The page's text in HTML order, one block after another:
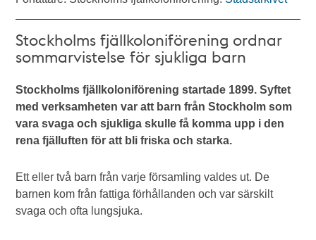
Stockholms fjällkoloniförening ordnar
sommarvistelse för sjukliga barn
Stockholms fjällkoloniförening startade 1899. Syftet
med verksamheten var att barn från Stockholm som
vara svaga och sjukliga skulle få komma upp i den
rena fjälluften för att bli friska och starka.
Ett eller två barn från varje församling valdes ut. De
barnen kom från fattiga förhållanden och var särskilt
svaga och ofta lungsjuka.